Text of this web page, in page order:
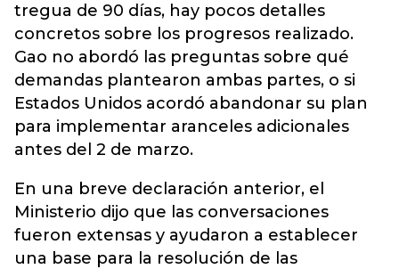
tregua de 90 días, hay pocos detalles
concretos sobre los progresos realizado.
Gao no abordó las preguntas sobre qué
demandas plantearon ambas partes, o si
Estados Unidos acordó abandonar su plan
para implementar aranceles adicionales
antes del 2 de marzo.
En una breve declaración anterior, el
Ministerio dijo que las conversaciones
fueron extensas y ayudaron a establecer
una base para la resolución de las